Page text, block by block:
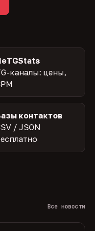
каналы: цены,
контактов
/ JSON
Все новости